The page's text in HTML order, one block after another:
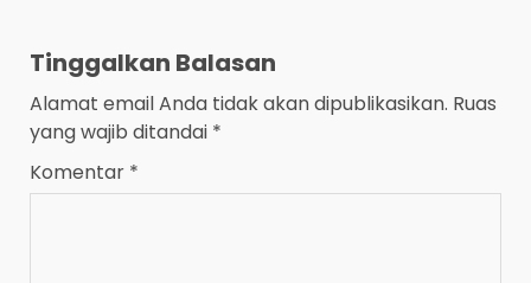
Tinggalkan Balasan
Alamat email Anda tidak akan dipublikasikan. Ruas
yang wajib ditandai *
Komentar *